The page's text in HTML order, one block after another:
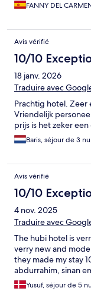
FANNY DEL
Avis vérifié
10/10
18 janv. 2026
Traduire avec
Prachtig hotel.
Vriendelijk
prijs is het zeker
Baris, séjour de 3
Avis vérifié
10/10
4 nov. 2025
Traduire avec
The hubi hotel is
verry new and
they made my stay
abdurrahim, sinan
Yusuf, séjour de 5